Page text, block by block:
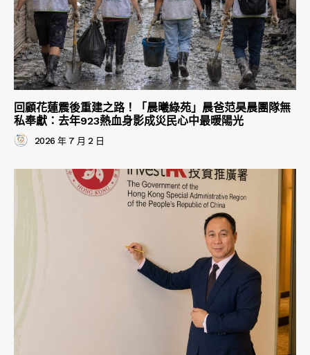
回顧花蓮震後重建之路！「晨曦綠苑」晨爸范昊晨團隊無
私奉獻：去年923熱血身影成災民心中最暖陽光
2026 年 7 月 2 日